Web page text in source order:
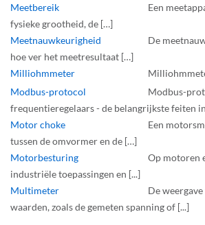
Meetbereik
Een
fysieke grootheid, de […]
Meetnauwkeurigheid
De
hoe ver het meetresultaat […]
Milliohmmeter
Modbus-protocol
Modbus-
frequentieregelaars - de belangrijkste feiten
Motor choke
Een
tussen de omvormer en de […]
Motorbesturing
Op motoren
industriële toepassingen en [...]
Multimeter
De
waarden, zoals de gemeten spanning of [...]